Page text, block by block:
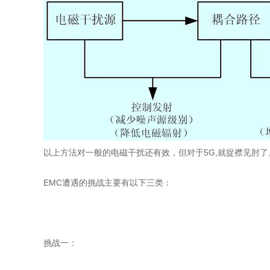
以上方法对一般的电磁干扰还有效，但对于5G,就捉襟见肘了
EMC遭遇的挑战主要有以下三类：
挑战一：